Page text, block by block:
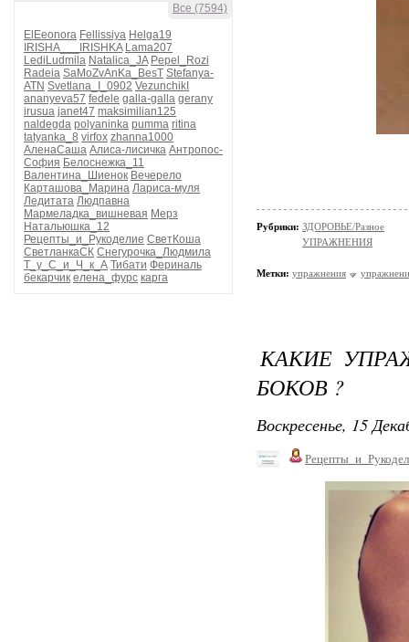
Все (7594)
ElEeonora Fellissiya Helga19
IRISHA___IRISHKA Lama207
LediLudmila Natalica_JA Pepel_Rozi
Radeia SaMoZvAnKa_BesT Stefanya-
ATN Svetlana_I_0902 VezunchikI
ananyeva57 fedele galla-galla gerany
irusua janet47 maksimilian125
naldegda polyaninka pumma ritina
tatyanka_8 virfox zhanna1000
АленаСаша Алиса-лисичка Антропос-
София Белоснежка_11
Валентина_Шиенок Вечерело
Карташова_Марина Лариса-муля
Ледитата Людпавна
Мармеладка_вишневая Мерз
Натальюшка_12
Рецепты_и_Рукоделие СветКоша
СветланкаСК Снегурочка_Людмила
Т_у_С_и_Ч_к_А Тибати Фериналь
бекарчик елена_фурс карга
Рубрики: ЗДОРОВЬЕ/Разное
УПРАЖНЕНИЯ
Метки: упражнения
КАКИЕ
БОКОВ ?
Воскресенье, 15